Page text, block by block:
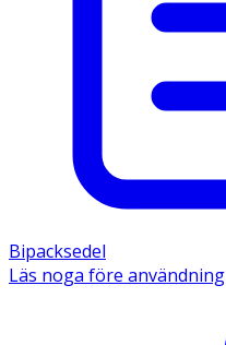
Bipacksedel
Läs noga före användning